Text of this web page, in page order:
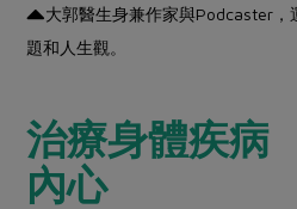
大郭醫生身兼作家與Podcaster，
題和人生觀。
治療身體疾病
內心